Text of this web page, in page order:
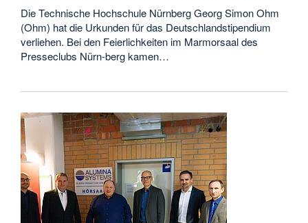
Die Technische Hochschule Nürnberg Georg Simon Ohm
(Ohm) hat die Urkunden für das Deutschlandstipendium
verliehen. Bei den Feierlichkeiten im Marmorsaal des
Presseclubs Nürn-berg kamen…